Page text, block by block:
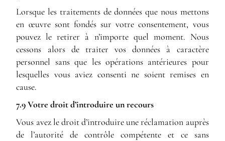
Lorsque les traitements de données que nous mettons
en œuvre sont fondés sur votre consentement, vous
pouvez le retirer à n’importe quel moment. Nous
cessons alors de traiter vos données à caractère
personnel sans que les opérations antérieures pour
lesquelles vous aviez consenti ne soient remises en
cause.
7.9 Votre droit d’introduire un recours
Vous avez le droit d’introduire une réclamation auprès
de l’autorité de contrôle compétente et ce sans